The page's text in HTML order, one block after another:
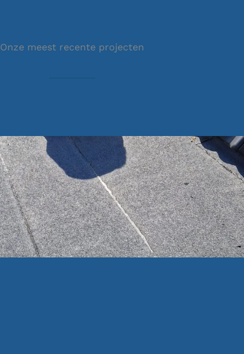
Onze meest recente projecten